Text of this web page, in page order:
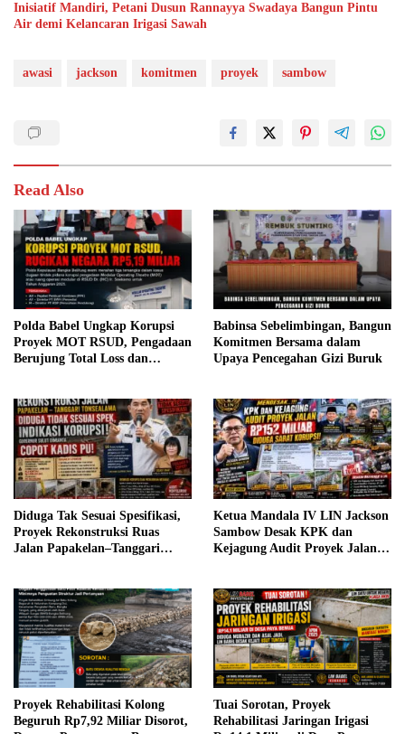
Inisiatif Mandiri, Petani Dusun Rannayya Swadaya Bangun Pintu
Air demi Kelancaran Irigasi Sawah
awasi jackson komitmen proyek sambow
Read Also
Polda Babel Ungkap Korupsi
Proyek MOT RSUD, Pengadaan
Berujung Total Loss dan
Babinsa Sebelimbingan, Bangun
Komitmen Bersama dalam
Upaya Pencegahan Gizi Buruk
Diduga Tak Sesuai Spesifikasi,
Proyek Rekonstruksi Ruas
Jalan Papakelan–Tanggari
Desak Audit dan Evaluasi.
Ketua Mandala IV LIN Jackson
Sambow Desak KPK dan
Kejagung Audit Proyek Jalan
Terkait Jika Terbukti Bersalah.
Proyek Rehabilitasi Kolong
Beguruh Rp7,92 Miliar Disorot,
Tuai Sorotan, Proyek
Rehabilitasi Jaringan Irigasi